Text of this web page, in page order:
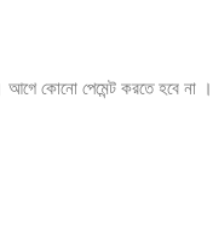
আগে কোনো পেমেন্ট করতে হবে না ।